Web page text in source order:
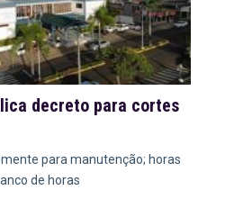
decreto para cortes
para manutenção; horas
de horas